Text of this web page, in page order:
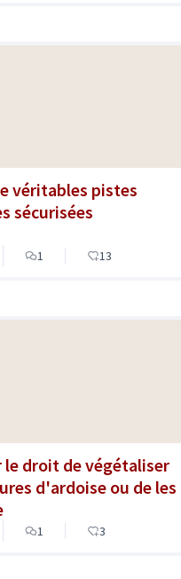
véritables pistes
sécurisées
1 13
le droit de végétaliser
d'ardoise ou de les
1 3